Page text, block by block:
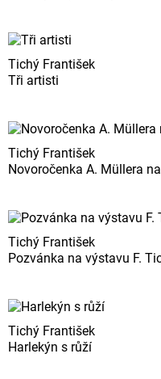
Tichý František
Tři artisti
Tichý František
Novoročenka A. Müllera
Tichý František
Pozvánka na výstavu F.
Tichý František
Harlekýn s růží